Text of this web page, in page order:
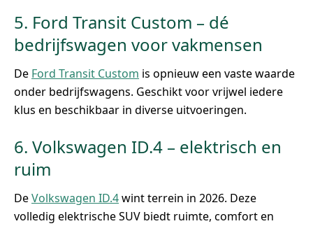
5. Ford Transit Custom – dé
bedrijfswagen voor vakmensen
De Ford Transit Custom is opnieuw een vaste waarde
onder bedrijfswagens. Geschikt voor vrijwel iedere
klus en beschikbaar in diverse uitvoeringen.
6. Volkswagen ID.4 – elektrisch en
ruim
DeVolkswagen ID.4wint terrein in 2026. Deze
volledig elektrische SUV biedt ruimte, comfort en